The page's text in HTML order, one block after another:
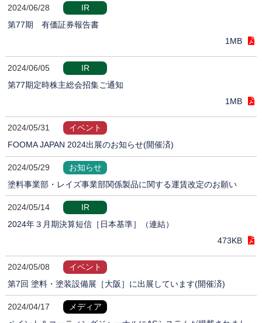
2024/06/28
IR
第77期 有価証券報告書
1MB
2024/06/05
IR
第77期定時株主総会招集ご通知
1MB
2024/05/31
イベント
FOOMA JAPAN 2024出展のお知らせ(開催済)
2024/05/29
お知らせ
塗料事業部・レイズ事業部関係製品に関する運賃改定のお願い
2024/05/14
IR
2024年３月期決算短信［日本基準］（連結）
473KB
2024/05/08
イベント
第7回 塗料・塗装設備展［大阪］に出展しています(開催済)
2024/04/17
メディア